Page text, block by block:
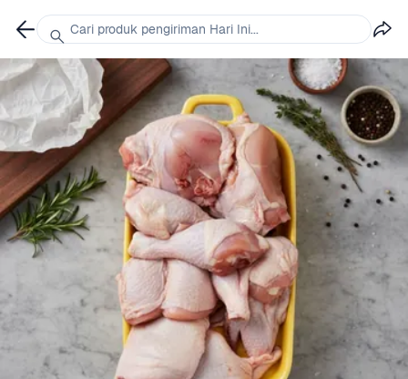
Cari produk pengiriman Hari Ini...